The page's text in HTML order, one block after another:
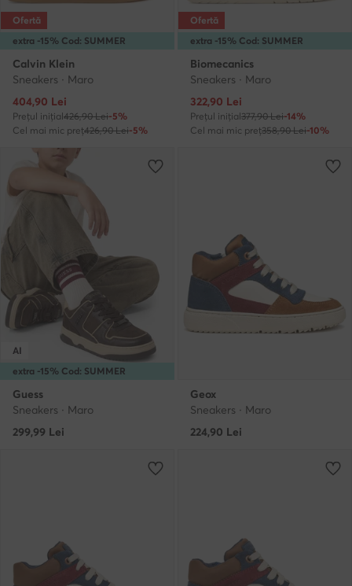
extra -15% Cod: SUMMER
Ofertă
Calvin Klein
Sneakers · Maro
Prețul actual
404,90 Lei
Prețul inițial426,90 Lei-5%
Cel mai mic preț426,90 Lei-5%
extra -15% Cod: SUMMER
Ofertă
Biomecanics
Sneakers · Maro
Prețul actual
322,90 Lei
Prețul inițial377,90 Lei-14%
Cel mai mic preț358,90 Lei-10%
extra -15% Cod: SUMMER
AI
Guess
Sneakers · Maro
299,99 Lei
Geox
Sneakers · Maro
224,90 Lei